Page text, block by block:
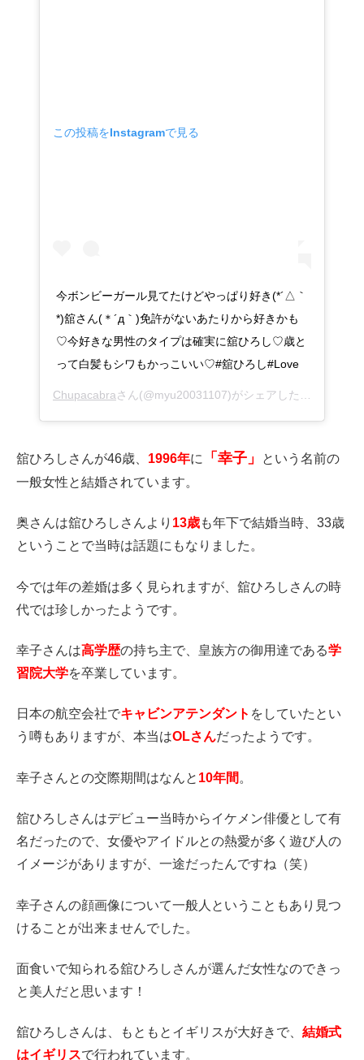
この投稿をInstagramで見る
今ボンビーガール見てたけどやっぱり好き(*´△｀
*)舘さん(＊´д｀)免許がないあたりから好きかも
♡今好きな男性のタイプは確実に舘ひろし♡歳と
って白髪もシワもかっこいい♡#舘ひろし#Love
Chupacabraさん(@myu20031107)がシェアした投稿 –
舘ひろしさんが46歳、 1996年に 「幸子」
という名前の
一般女性と結婚されています。
奥さんは舘ひろしさんより 13歳も年下で結婚当時、33歳
ということで当時は話題にもなりました。
今では年の差婚は多く見られますが、舘ひろしさんの時
代では珍しかったようです。
幸子さんは高学歴の持ち主で、皇族方の御用達である学
習院大学を卒業しています。
日本の航空会社でキャビンアテンダント をしていたとい
う噂もありますが、本当はOLさんだったようです。
幸子さんとの交際期間はなんと 10年間 。
舘ひろしさんはデビュー当時からイケメン俳優として有
名だったので、女優やアイドルとの熱愛が多く遊び人の
イメージがありますが、一途だったんですね（笑）
幸子さんの顔画像について一般人ということもあり見つ
けることが出来ませんでした。
面食いで知られる舘ひろしさんが選んだ女性なのできっ
と美人だと思います！
舘ひろしさんは、もともとイギリスが大好きで、 結婚式
はイギリスで行われています。